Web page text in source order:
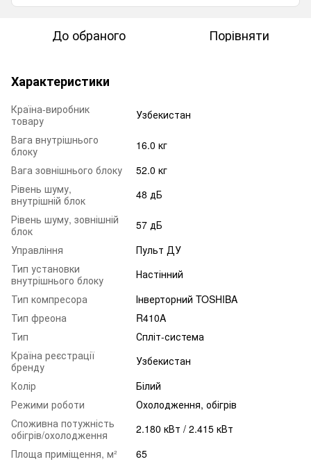
До обраного Порівняти
Характеристики
Країна-виробник
товару
Узбекистан
Вага внутрішнього
блоку
16.0 кг
Вага зовнішнього блоку
52.0 кг
Рівень шуму,
внутрішній блок
48 дБ
Рівень шуму, зовнішній
блок
57 дБ
Управління
Пульт ДУ
Тип установки
внутрішнього блоку
Настінний
Тип компресора
Інверторний TOSHIBA
Тип фреона
R410A
Тип
Спліт-система
Країна реєстрації
бренду
Узбекистан
Колір
Білий
Режими роботи
Охолодження, обігрів
Споживна потужність
обігрів/охолодження
2.180 кВт / 2.415 кВт
Площа приміщення, м²
65